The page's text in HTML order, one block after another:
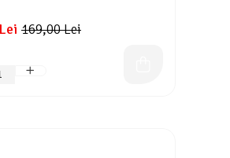
169,00 Lei